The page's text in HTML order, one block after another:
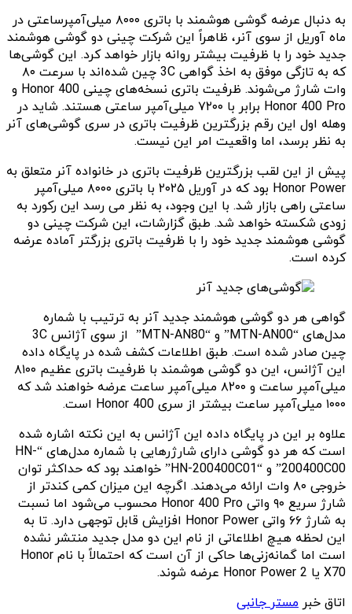
به دنبال عرضه گوشی هوشمند با باتری ۸۰۰۰ میلی‌آمپرساعتی در
ماه آوریل از سوی آنر، ظاهراً این شرکت چینی دو گوشی هوشمند
جدید خود را با ظرفیت بیشتر روانه بازار خواهد کرد. این گوشی‌ها
که به تازگی موفق به اخذ گواهی 3C چین شده‌اند با سرعت ۸۰
وات شارژ می‌شوند. ظرفیت باتری نسخه‌های چینی Honor 400 و
Honor 400 Pro برابر با ۷۲۰۰ میلی‌آمپر ساعتی هستند. شاید در
وهله اول این رقم بزرگترین ظرفیت باتری در سری گوشی‌های آنر
به نظر برسد، اما واقعیت امر این نیست.
پیش از این لقب بزرگترین ظرفیت باتری در خانواده آنر متعلق به
Honor Power بود که در آوریل ۲۰۲۵ با باتری ۸۰۰۰ میلی‌آمپر
ساعتی راهی بازار شد. با این وجود، به نظر می رسد این رکورد به
زودی شکسته خواهد شد. طبق گزارشات، این شرکت چینی دو
گوشی هوشمند جدید خود را با ظرفیت باتری بزرگتر آماده عرضه
کرده است.
گواهی هر دو گوشی هوشمند جدید آنر به ترتیب با شماره
مدل‌های “MTN-AN00” و “MTN-AN80” از سوی آژانس 3C
چین صادر شده است. طبق اطلاعات کشف شده در پایگاه داده
این آژانس، این دو گوشی هوشمند با ظرفیت باتری عظیم ۸۱۰۰
میلی‌آمپر ساعت و ۸۲۰۰ میلی‌آمپر ساعت عرضه خواهند شد که
۱۰۰۰ میلی‌آمپر ساعت بیشتر از سری Honor 400 است.
علاوه بر این در پایگاه داده این آژانس به این نکته اشاره شده
است که هر دو گوشی دارای شارژرهایی با شماره مدل‌های “HN-
200400C00” و “HN-200400C01” خواهند بود که حداکثر توان
خروجی ۸۰ وات ارائه می‌دهند. اگرچه این میزان کمی کندتر از
شارژ سریع ۹۰ واتی Honor 400 Pro محسوب می‌شود اما نسبت
به شارژ ۶۶ واتی Honor Power افزایش قابل توجهی دارد. تا به
این لحظه هیچ اطلاعاتی از نام این دو مدل جدید منتشر نشده
است اما گمانه‌زنی‌ها حاکی از آن است که احتمالاً با نام Honor
X70 یا Honor Power 2 عرضه شوند.
اتاق خبر مستر جانبی